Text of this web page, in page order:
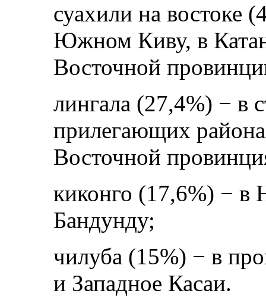
суахили на востоке
Южном Киву, в
Восточной
лингала (27,4%) − в
прилегающих
Восточной
киконго (17,6%) −
Бандунду;
чилуба (15%) − в
и Западное Касаи.